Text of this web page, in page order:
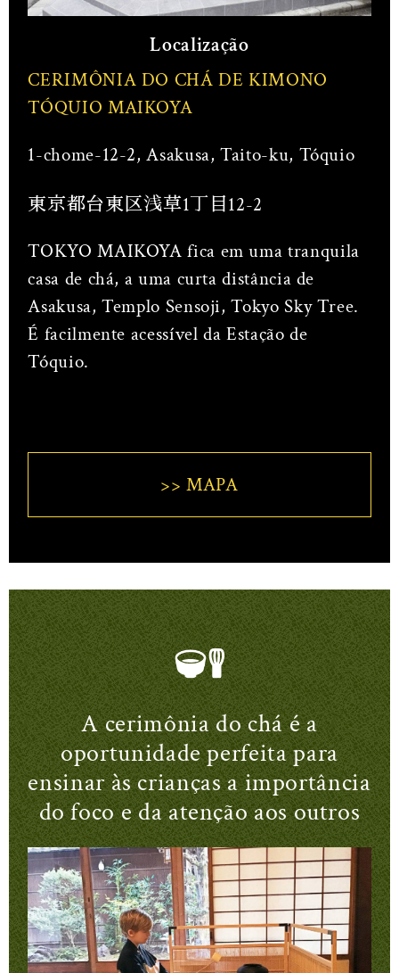
Localização
CERIMÔNIA DO CHÁ DE KIMONO
TÓQUIO MAIKOYA
1-chome-12-2, Asakusa, Taito-ku, Tóquio
東京都台東区浅草1丁目12-2
TOKYO MAIKOYA fica em uma tranquila
casa de chá, a uma curta distância de
Asakusa, Templo Sensoji, Tokyo Sky Tree.
É facilmente acessível da Estação de
Tóquio.
>> MAPA
A cerimônia do chá é a
oportunidade perfeita para
ensinar às crianças a importância
do foco e da atenção aos outros